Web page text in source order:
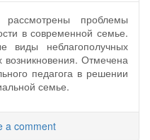
проблемы
в современной семье.
виды неблагополучных
Отмечена
педагога в решении
семье.
a comment